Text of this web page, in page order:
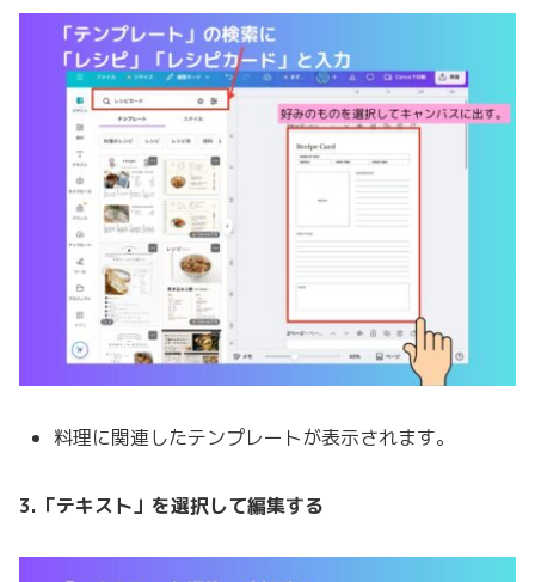
料理に関連したテンプレートが表示されます。
3.「テキスト」を選択して編集する